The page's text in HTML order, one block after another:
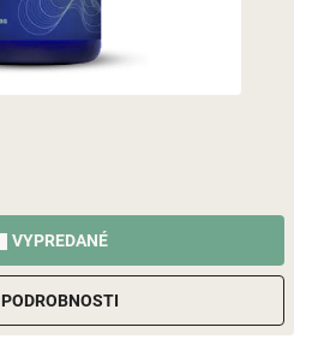
VYPREDANÉ
PODROBNOSTI